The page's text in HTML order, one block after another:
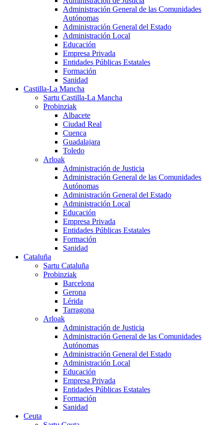
Administración General de las Comunidades
Autónomas
Administración General del Estado
Administración Local
Educación
Empresa Privada
Entidades Públicas Estatales
Formación
Sanidad
Castilla-La Mancha
Sartu Castilla-La Mancha
Probinziak
Albacete
Ciudad Real
Cuenca
Guadalajara
Toledo
Arloak
Administración de Justicia
Administración General de las Comunidades
Autónomas
Administración General del Estado
Administración Local
Educación
Empresa Privada
Entidades Públicas Estatales
Formación
Sanidad
Cataluña
Sartu Cataluña
Probinziak
Barcelona
Gerona
Lérida
Tarragona
Arloak
Administración de Justicia
Administración General de las Comunidades
Autónomas
Administración General del Estado
Administración Local
Educación
Empresa Privada
Entidades Públicas Estatales
Formación
Sanidad
Ceuta